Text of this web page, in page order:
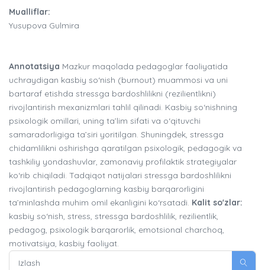
Mualliflar:
Yusupova Gulmira
Annotatsiya Mazkur maqolada pedagoglar faoliyatida
uchraydigan kasbiy so‘nish (burnout) muammosi va uni
bartaraf etishda stressga bardoshlilikni (rezilientlikni)
rivojlantirish mexanizmlari tahlil qilinadi. Kasbiy so‘nishning
psixologik omillari, uning ta’lim sifati va o‘qituvchi
samaradorligiga ta’siri yoritilgan. Shuningdek, stressga
chidamlilikni oshirishga qaratilgan psixologik, pedagogik va
tashkiliy yondashuvlar, zamonaviy profilaktik strategiyalar
ko‘rib chiqiladi. Tadqiqot natijalari stressga bardoshlilikni
rivojlantirish pedagoglarning kasbiy barqarorligini
ta’minlashda muhim omil ekanligini ko‘rsatadi. Kalit so'zlar:
kasbiy so‘nish, stress, stressga bardoshlilik, rezilientlik,
pedagog, psixologik barqarorlik, emotsional charchoq,
motivatsiya, kasbiy faoliyat.